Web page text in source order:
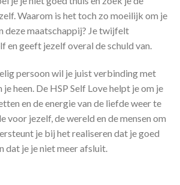
Waarom is het toch zo moeilijk om je
deze maatschappij? Je twijfelt
en geeft jezelf overal de schuld van.
persoon wil je juist verbinding met
je heen. De HSP Self Love helpt je om je
en de energie van de liefde weer te
voor jezelf, de wereld en de mensen om
je bij het realiseren dat je goed
dat je je niet meer afsluit.